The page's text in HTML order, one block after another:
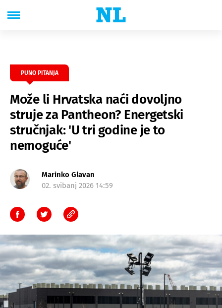
PUNO PITANJA
Može li Hrvatska naći dovoljno
struje za Pantheon? Energetski
stručnjak: 'U tri godine je to
nemoguće'
Marinko Glavan
02. svibanj 2026 14:59